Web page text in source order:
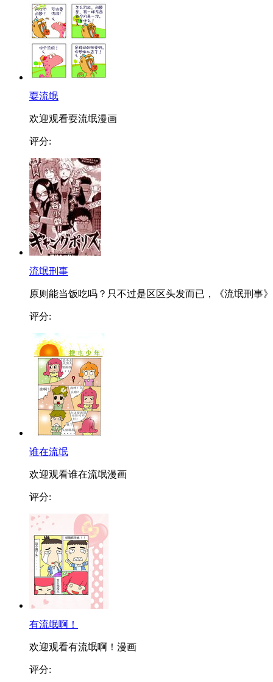
耍流氓
欢迎观看耍流氓漫画
评分:
流氓刑事
原则能当饭吃吗？只不过是区区头发而已，《流氓刑事
评分:
谁在流氓
欢迎观看谁在流氓漫画
评分:
有流氓啊！
欢迎观看有流氓啊！漫画
评分: